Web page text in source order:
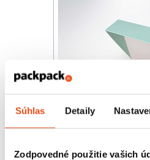
Súhlas Detaily
Zodpovedné použitie vašich